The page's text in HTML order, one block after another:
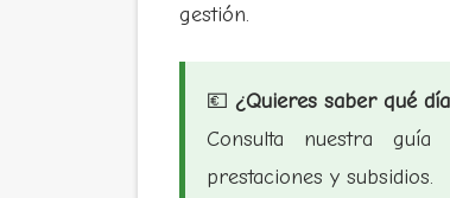
gestión.
💶 ¿Quieres saber qué
Consulta nuestra
prestaciones y subsidios.